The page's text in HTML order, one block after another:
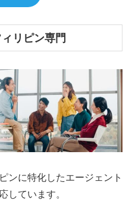
リピン専門
ンに特化したエージェント
しています。